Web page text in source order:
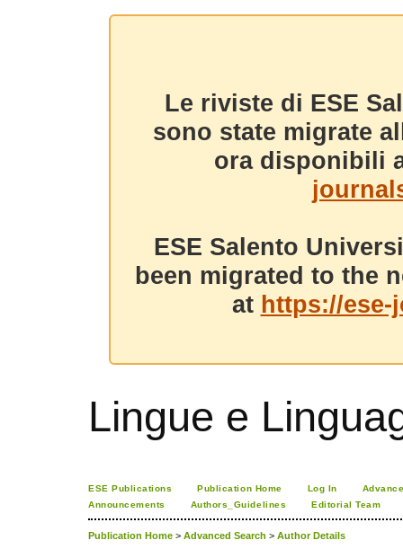
Le riviste di ESE
sono state migrate
ora disponibili
ESE Salento
been migrated to the
at https://
Lingue e
ESE Publications Publication Home Log In
Announcements
Authors_Guidelines Editorial Team
Publication Home > Advanced Search > Author Details